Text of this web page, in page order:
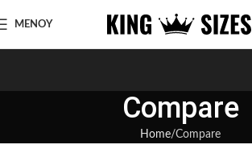
ΜΕΝΟΥ
Compare
Home Compare